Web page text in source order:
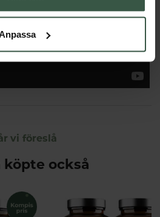
vi föreslå
köpte också